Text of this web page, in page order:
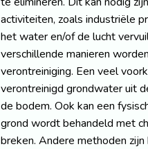
activiteiten, zoals industriële
het water en/of de lucht
verschillende manieren
verontreiniging. Een veel
verontreinigd grondwater uit
de bodem. Ook kan een
grond wordt behandeld met
breken. Andere methoden